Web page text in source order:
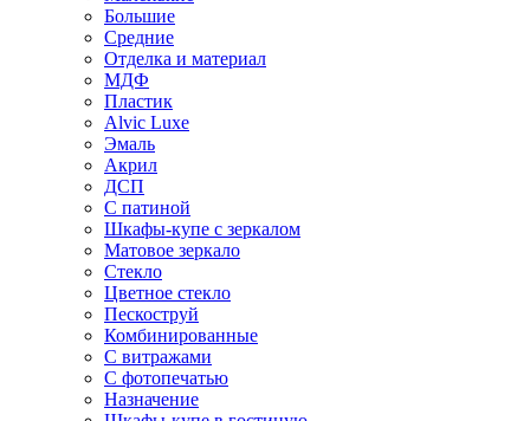
Большие
Средние
Отделка и материал
МДФ
Пластик
Alvic Luxe
Эмаль
Акрил
ДСП
С патиной
Шкафы-купе с зеркалом
Матовое зеркало
Стекло
Цветное стекло
Пескоструй
Комбинированные
С витражами
С фотопечатью
Назначение